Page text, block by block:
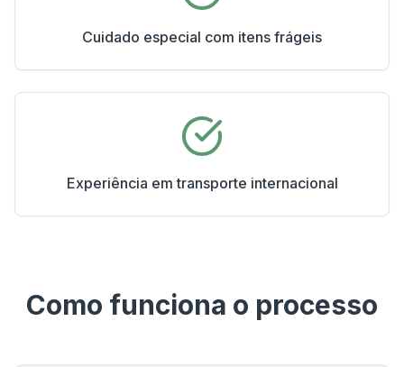
Cuidado especial com itens frágeis
Experiência em transporte internacional
Como funciona o processo